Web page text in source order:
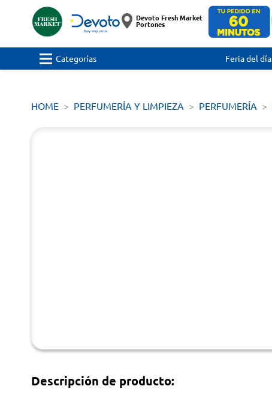
Devoto Fresh Market
Portones
Categorías Feria del día
HOME PERFUMERÍA Y LIMPIEZA PERFUMERÍA
Descripción de producto: